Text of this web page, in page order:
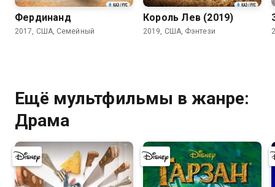
Фердинанд
2017, США, Семейный
Король Лев (2019)
2019, США, Фэнтези
Ещё мультфильмы в жанре:
Драма